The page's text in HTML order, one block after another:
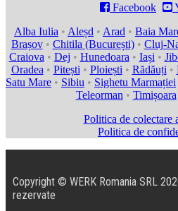
 Facebook 
Alba Iulia • Aleșd • Arad • Baia
Brașov• Chitila (București)• Cluj-
Craiova • Dej • Hunedoara • Iași •
Oradea • Pitești • Ploiești • Rădăuți •
Satu Mare • Sibiu • Sighetu Marmației
Teleorman • Timișoara
Politica de colectare
Politica de
Copyright © WERK Romania SRL
rezervate